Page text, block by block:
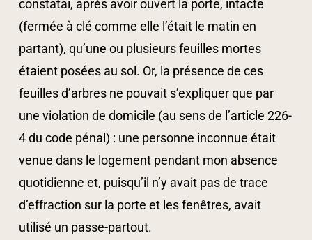
constatai, après avoir ouvert la porte, intacte
(fermée à clé comme elle l’était le matin en
partant), qu’une ou plusieurs feuilles mortes
étaient posées au sol. Or, la présence de ces
feuilles d’arbres ne pouvait s’expliquer que par
une violation de domicile (au sens de l’article 226-
4 du code pénal) : une personne inconnue était
venue dans le logement pendant mon absence
quotidienne et, puisqu’il n’y avait pas de trace
d’effraction sur la porte et les fenêtres, avait
utilisé un passe-partout.